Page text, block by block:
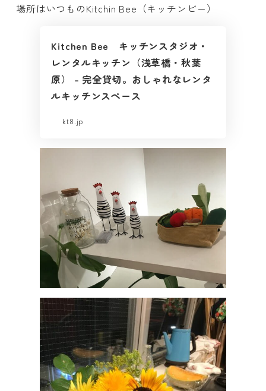
場所はいつものKitchin Bee（キッチンビー）
Kitchen Bee キッチンスタジオ・
レンタルキッチン（浅草橋・秋葉
原） – 完全貸切。おしゃれなレンタ
ルキッチンスペース
kt8.jp